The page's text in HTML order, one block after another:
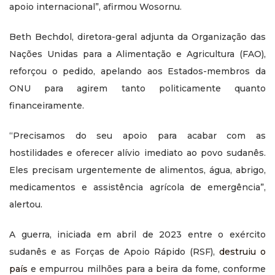
apoio internacional”, afirmou Wosornu.
Beth Bechdol, diretora-geral adjunta da Organização das
Nações Unidas para a Alimentação e Agricultura (FAO),
reforçou o pedido, apelando aos Estados-membros da
ONU para agirem tanto politicamente quanto
financeiramente.
“Precisamos do seu apoio para acabar com as
hostilidades e oferecer alívio imediato ao povo sudanês.
Eles precisam urgentemente de alimentos, água, abrigo,
medicamentos e assistência agrícola de emergência”,
alertou.
A guerra, iniciada em abril de 2023 entre o exército
sudanês e as Forças de Apoio Rápido (RSF), destruiu o
país e empurrou milhões para a beira da fome, conforme